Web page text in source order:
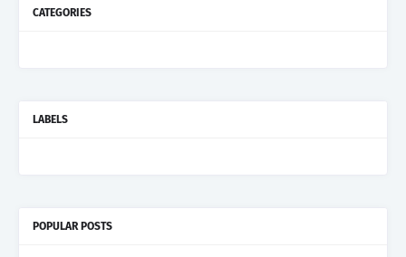
CATEGORIES
LABELS
POPULAR POSTS